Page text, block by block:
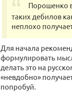
Порошенко
таких дебилов
неплохо
Для начала
формулировать
делать это на
«невдобно»
попробуй.